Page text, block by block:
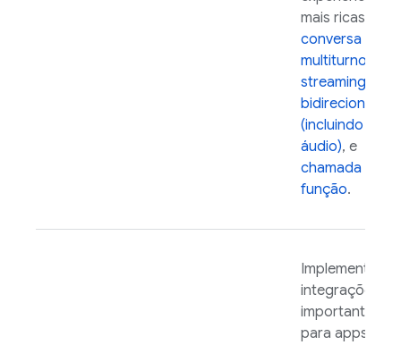
mais ricas com
conversa
multiturno
streaming
bidirecional
(incluindo
áudio), e
chamada de
função.
Implemente
integrações
importantes
para apps para